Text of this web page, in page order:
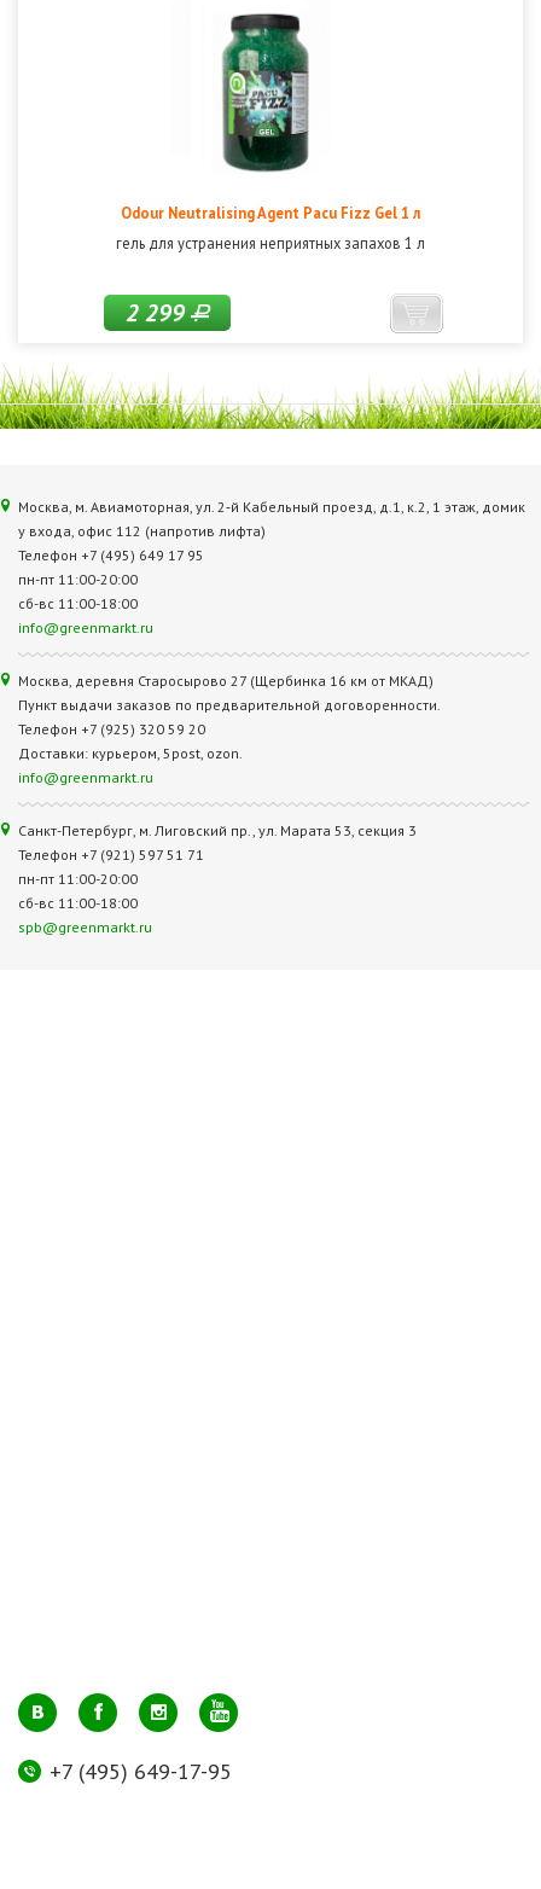
Odour Neutralising Agent Pacu Fizz Gel 1 л
гель для устранения неприятных запахов 1 л
2 299Р
Москва, м. Авиамоторная, ул. 2‑й Кабельный проезд, д.1, к.2, 1 этаж, домик
у входа, офис 112 (напротив лифта)
Телефон +7 (495) 649 17 95
пн-пт 11:00-20:00
сб-вс 11:00-18:00
info@greenmarkt.ru
Москва, деревня Старосырово 27 (Щербинка 16 км от МКАД)
Пункт выдачи заказов по предварительной договоренности.
Телефон +7 (925) 320 59 20
Доставки: курьером, 5post, ozon.
info@greenmarkt.ru
Санкт-Петербург, м. Лиговский пр., ул. Марата 53, секция 3
Телефон +7 (921) 597 51 71
пн-пт 11:00-20:00
сб-вс 11:00-18:00
spb@greenmarkt.ru
+7 (495) 649-17-95